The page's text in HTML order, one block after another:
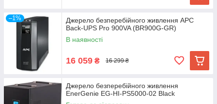
–1%
Джерело безперебійного живлення APC
Back-UPS Pro 900VA (BR900G-GR)
В наявності
16 059 ₴ 16 299 ₴
Джерело безперебійного живлення
EnerGenie EG-HI-PS5000-02 Black